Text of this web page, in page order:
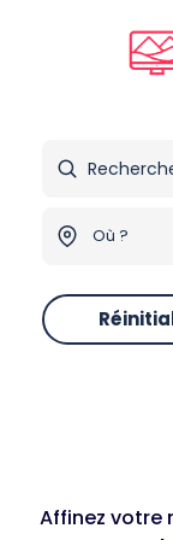
Affinez votre